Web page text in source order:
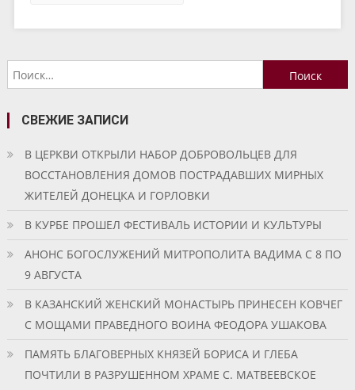
Найти:
СВЕЖИЕ ЗАПИСИ
В ЦЕРКВИ ОТКРЫЛИ НАБОР ДОБРОВОЛЬЦЕВ ДЛЯ
ВОССТАНОВЛЕНИЯ ДОМОВ ПОСТРАДАВШИХ МИРНЫХ
ЖИТЕЛЕЙ ДОНЕЦКА И ГОРЛОВКИ
В КУРБЕ ПРОШЕЛ ФЕСТИВАЛЬ ИСТОРИИ И КУЛЬТУРЫ
АНОНС БОГОСЛУЖЕНИЙ МИТРОПОЛИТА ВАДИМА С 8 ПО
9 АВГУСТА
В КАЗАНСКИЙ ЖЕНСКИЙ МОНАСТЫРЬ ПРИНЕСЕН КОВЧЕГ
С МОЩАМИ ПРАВЕДНОГО ВОИНА ФЕОДОРА УШАКОВА
ПАМЯТЬ БЛАГОВЕРНЫХ КНЯЗЕЙ БОРИСА И ГЛЕБА
ПОЧТИЛИ В РАЗРУШЕННОМ ХРАМЕ С. МАТВЕЕВСКОЕ